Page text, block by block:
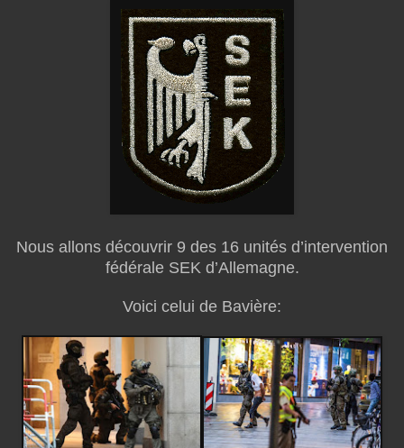
Nous allons découvrir 9 des 16 unités d’intervention
fédérale SEK d’Allemagne.
Voici celui de Bavière: